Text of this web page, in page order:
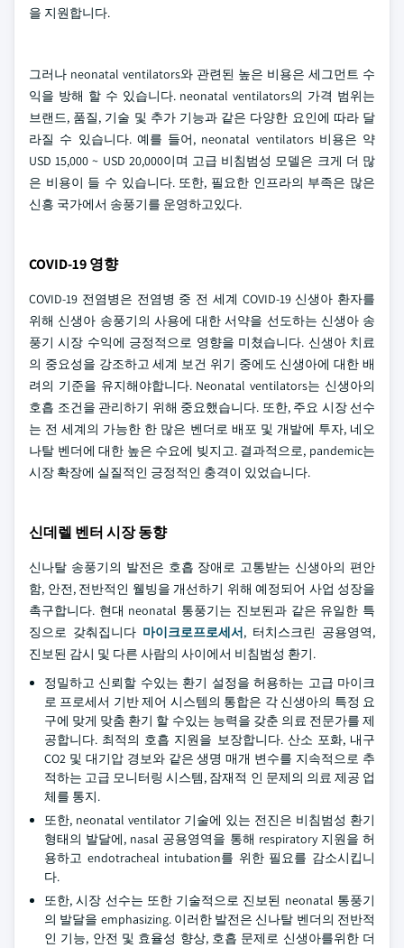
을 지원합니다.
그러나 neonatal ventilators와 관련된 높은 비용은 세그먼트 수
익을 방해 할 수 있습니다. neonatal ventilators의 가격 범위는
브랜드, 품질, 기술 및 추가 기능과 같은 다양한 요인에 따라 달
라질 수 있습니다. 예를 들어, neonatal ventilators 비용은 약
USD 15,000 ~ USD 20,000이며 고급 비침범성 모델은 크게 더 많
은 비용이 들 수 있습니다. 또한, 필요한 인프라의 부족은 많은
신흥 국가에서 송풍기를 운영하고있다.
COVID-19 영향
COVID-19 전염병은 전염병 중 전 세계 COVID-19 신생아 환자를
위해 신생아 송풍기의 사용에 대한 서약을 선도하는 신생아 송
풍기 시장 수익에 긍정적으로 영향을 미쳤습니다. 신생아 치료
의 중요성을 강조하고 세계 보건 위기 중에도 신생아에 대한 배
려의 기준을 유지해야합니다. Neonatal ventilators는 신생아의
호흡 조건을 관리하기 위해 중요했습니다. 또한, 주요 시장 선수
는 전 세계의 가능한 한 많은 벤더로 배포 및 개발에 투자, 네오
나탈 벤더에 대한 높은 수요에 빚지고. 결과적으로, pandemic는
시장 확장에 실질적인 긍정적인 충격이 있었습니다.
신데렐 벤터 시장 동향
신나탈 송풍기의 발전은 호흡 장애로 고통받는 신생아의 편안
함, 안전, 전반적인 웰빙을 개선하기 위해 예정되어 사업 성장을
촉구합니다. 현대 neonatal 통풍기는 진보된과 같은 유일한 특
징으로 갖춰집니다 마이크로프로세서, 터치스크린 공용영역,
진보된 감시 및 다른 사람의 사이에서 비침범성 환기.
정밀하고 신뢰할 수있는 환기 설정을 허용하는 고급 마이크
로 프로세서 기반 제어 시스템의 통합은 각 신생아의 특정 요
구에 맞게 맞춤 환기 할 수있는 능력을 갖춘 의료 전문가를 제
공합니다. 최적의 호흡 지원을 보장합니다. 산소 포화, 내구
CO2 및 대기압 경보와 같은 생명 매개 변수를 지속적으로 추
적하는 고급 모니터링 시스템, 잠재적 인 문제의 의료 제공 업
체를 통지.
또한, neonatal ventilator 기술에 있는 전진은 비침범성 환기
형태의 발달에, nasal 공용영역을 통해 respiratory 지원을 허
용하고 endotracheal intubation를 위한 필요를 감소시킵니
다.
또한, 시장 선수는 또한 기술적으로 진보된 neonatal 통풍기
의 발달을 emphasizing. 이러한 발전은 신나탈 벤더의 전반적
인 기능, 안전 및 효율성 향상, 호흡 문제로 신생아를위한 더